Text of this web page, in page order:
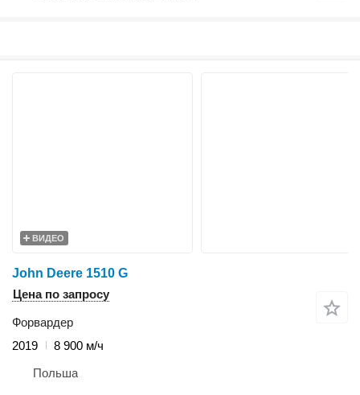
ВИДЕО
John Deere 1510 G
Цена по запросу
Форвардер
2019
8 900 м/ч
Польша